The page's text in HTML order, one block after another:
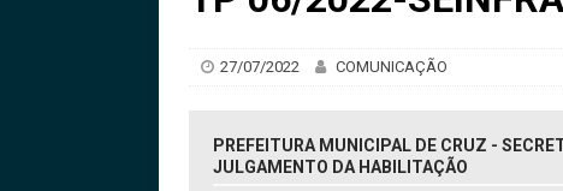
27/07/2022 COMUNICAÇÃO
PREFEITURA MUNICIPAL DE CRUZ -
JULGAMENTO DA HABILITAÇÃO